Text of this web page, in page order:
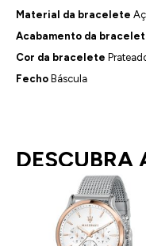
Material da bracelete
Acabamento da
Cor da bracelete
Fecho Báscula
DESCUBRA